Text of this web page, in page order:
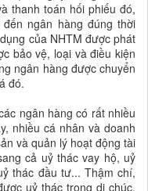
thanh toán hối phiếu đó,
ngân hàng đúng thời
của NHTM được phát
bảo vệ, loại và điều kiện
ngân hàng được chuyển
đó.
ngân hàng có rất nhiều
nhiều cá nhân và doanh
và quản lý hoạt động tài
cả uỷ thác vay hộ, uỷ
thác đầu tư... Thậm chí,
uỷ thác trong di chúc,